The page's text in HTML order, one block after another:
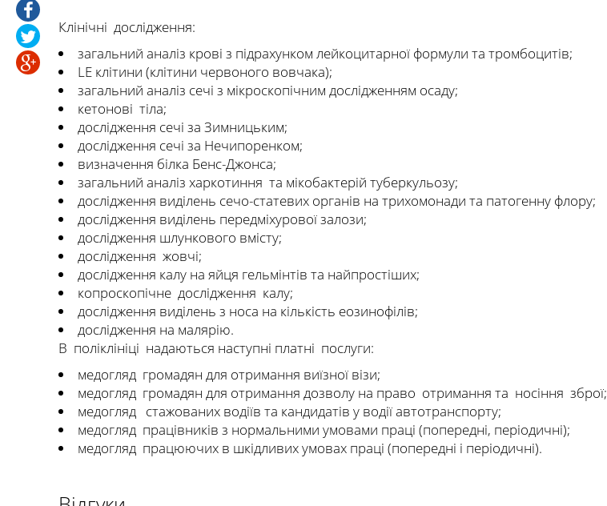
Клінічні дослідження:
загальний аналіз крові з підрахунком лейкоцитарної формули та тромбоцитів;
LE клітини (клітини червоного вовчака);
загальний аналіз сечі з мікроскопічним дослідженням осаду;
кетонові тіла;
дослідження сечі за Зимницьким;
дослідження сечі за Нечипоренком;
визначення білка Бенс-Джонса;
загальний аналіз харкотиння та мікобактерій туберкульозу;
дослідження виділень сечо-статевих органів на трихомонади та патогенну флору;
дослідження виділень передміхурової залози;
дослідження шлункового вмісту;
дослідження жовчі;
дослідження калу на яйця гельмінтів та найпростіших;
копроскопічне дослідження калу;
дослідження виділень з носа на кількість еозинофілів;
дослідження на малярію.
В поліклініці надаються наступні платні послуги:
медогляд громадян для отримання виїзної візи;
медогляд громадян для отримання дозволу на право отримання та носіння зброї;
медогляд стажованих водіїв та кандидатів у водії автотранспорту;
медогляд працівників з нормальними умовами праці (попередні, періодичні);
медогляд працюючих в шкідливих умовах праці (попередні і періодичні).